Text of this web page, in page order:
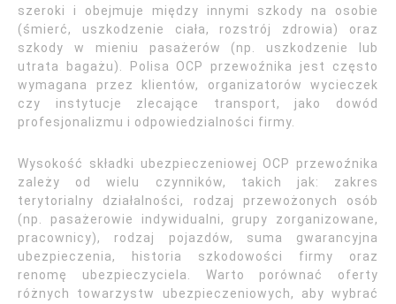
szeroki i obejmuje między innymi szkody na osobie
(śmierć, uszkodzenie ciała, rozstrój zdrowia) oraz
szkody w mieniu pasażerów (np. uszkodzenie lub
utrata bagażu). Polisa OCP przewoźnika jest często
wymagana przez klientów, organizatorów wycieczek
czy instytucje zlecające transport, jako dowód
profesjonalizmu i odpowiedzialności firmy.
Wysokość składki ubezpieczeniowej OCP przewoźnika
zależy od wielu czynników, takich jak: zakres
terytorialny działalności, rodzaj przewożonych osób
(np. pasażerowie indywidualni, grupy zorganizowane,
pracownicy), rodzaj pojazdów, suma gwarancyjna
ubezpieczenia, historia szkodowości firmy oraz
renomę ubezpieczyciela. Warto porównać oferty
różnych towarzystw ubezpieczeniowych, aby wybrać